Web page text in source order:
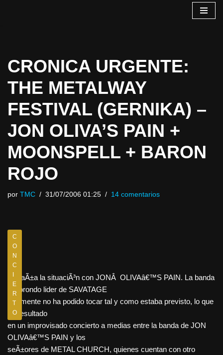
CRONICA URGENTE:
THE METALWAY
FESTIVAL (GERNIKA) –
JON OLIVA’S PAIN +
MOONSPELL + BARON
ROJO
por TMC 31/07/2006 01:25 14 comentarios
C
O
N
C
E
R
T
O
ExtraÃ±a la situaciÃ³n con JONÂ OLIVAâ€™S PAIN. La banda
del orondo lider de SAVATAGE
finalmente no ha podido tocar tal y como estaba previsto, lo que
ha resultado
en un improvisado concierto a medias entre la banda de JON
OLIVAâ€™S PAIN y los
seÃ±ores de METAL CHURCH, quienes cuentan con otro